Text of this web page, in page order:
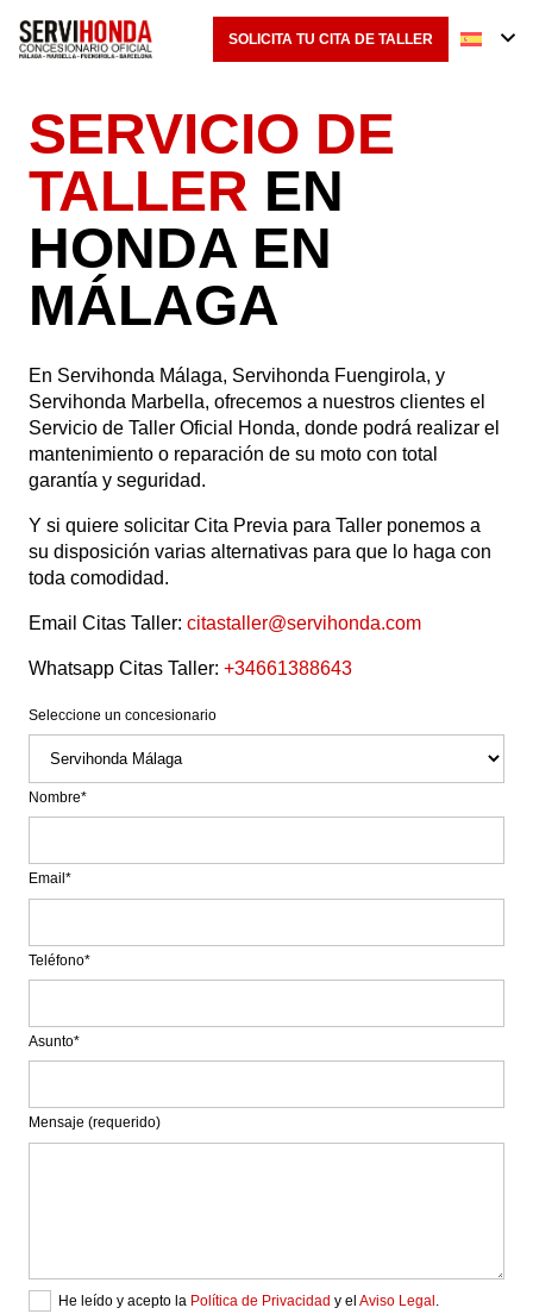
SOLICITA TU CITA DE TALLER
SERVICIO DE
TALLER EN
HONDA EN
MÁLAGA
En Servihonda Málaga, Servihonda Fuengirola, y
Servihonda Marbella, ofrecemos a nuestros clientes el
Servicio de Taller Oficial Honda, donde podrá realizar el
mantenimiento o reparación de su moto con total
garantía y seguridad.
Y si quiere solicitar Cita Previa para Taller ponemos a
su disposición varias alternativas para que lo haga con
toda comodidad.
Email Citas Taller: citastaller@servihonda.com
Whatsapp Citas Taller: +34661388643
Seleccione un concesionario
Nombre*
Email*
Teléfono*
Asunto*
Mensaje (requerido)
He leído y acepto la Política de Privacidad y elAviso Legal .